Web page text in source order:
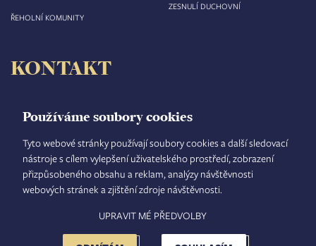
Používáme soubory cookies
Tyto webové stránky používají soubory cookies a další sledovací
nástroje s cílem vylepšení uživatelského prostředí, zobrazení
přizpůsobeného obsahu a reklam, analýzy návštěvnosti
webových stránek a zjištění zdroje návštěvnosti.
UPRAVIT MÉ PŘEDVOLBY
ŘEHOLNÍ KOMUNITY
ZESNULÍ DUCHOVNÍ
KONTAKT
Velké náměstí 35/44
500 03 Hradec Králové
tel.: +420 495 063 611
IČO: 00 44 51 34
DIČ: CZ 00 44 51 34
Číslo účtu: 1006010044/5500
FOOTER
TISKOVÝ MLUVČÍ INTRANET MAPA STRÁNEK
NASTAVENÍ COOKIES